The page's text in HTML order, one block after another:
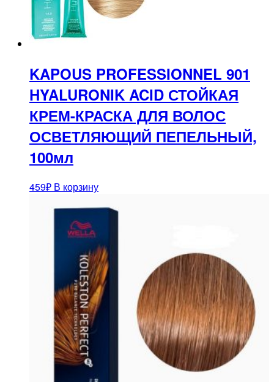
KAPOUS PROFESSIONNEL 901
HYALURONIK ACID СТОЙКАЯ
КРЕМ-КРАСКА ДЛЯ ВОЛОС
ОСВЕТЛЯЮЩИЙ ПЕПЕЛЬНЫЙ,
100мл
459₽ В корзину